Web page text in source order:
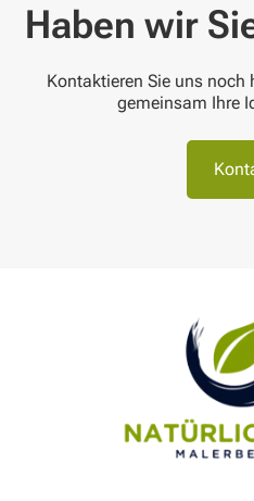
Haben wir
Kontaktieren Sie uns noch
gemeinsam Ihre